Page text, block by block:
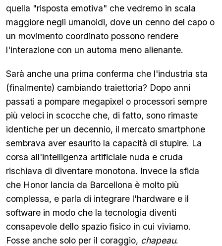
quella "risposta emotiva" che vedremo in scala
maggiore negli umanoidi, dove un cenno del capo o
un movimento coordinato possono rendere
l'interazione con un automa meno alienante.
Sarà anche una prima conferma che l'industria sta
(finalmente) cambiando traiettoria? Dopo anni
passati a pompare megapixel o processori sempre
più veloci in scocche che, di fatto, sono rimaste
identiche per un decennio, il mercato smartphone
sembrava aver esaurito la capacità di stupire. La
corsa all'intelligenza artificiale nuda e cruda
rischiava di diventare monotona. Invece la sfida
che Honor lancia da Barcellona è molto più
complessa, e parla di integrare l'hardware e il
software in modo che la tecnologia diventi
consapevole dello spazio fisico in cui viviamo.
Fosse anche solo per il coraggio, chapeau.